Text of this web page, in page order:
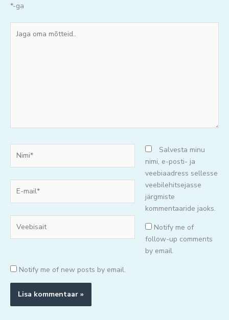
*-ga
oma
mail*
Salvesta minu
nimi, e-posti- ja
veebiaadress sellesse
veebilehitsejasse
järgmiste
kommentaaride jaoks.
Notify me of
follow-up comments
by email.
Notify me of new posts by email.